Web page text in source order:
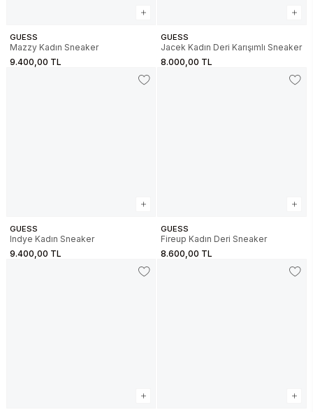
GUESS
Mazzy Kadın Sneaker
9.400,00 TL
GUESS
Jacek Kadın Deri Karışımlı Sneaker
8.000,00 TL
GUESS
Indye Kadın Sneaker
9.400,00 TL
GUESS
Fireup Kadın Deri Sneaker
8.600,00 TL